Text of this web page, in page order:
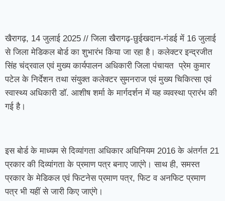
खैरागढ़, 14 जुलाई 2025 // जिला खैरागढ़-छुईखदान-गंडई में 16 जुलाई
से जिला मेडिकल बोर्ड का शुभारंभ किया जा रहा है। कलेक्टर इन्द्रजीत
सिंह चंद्रवाल एवं मुख्य कार्यपालन अधिकारी जिला पंचायत प्रेम कुमार
पटेल के निर्देशन तथा संयुक्त कलेक्टर सुमनराज एवं मुख्य चिकित्सा एवं
स्वास्थ्य अधिकारी डॉ. आशीष शर्मा के मार्गदर्शन में यह व्यवस्था प्रारंभ की
गई है।
इस बोर्ड के माध्यम से दिव्यांगता अधिकार अधिनियम 2016 के अंतर्गत 21
प्रकार की दिव्यांगता के प्रमाण पत्र बनाए जाएंगे। साथ ही, समस्त
प्रकार के मेडिकल एवं फिटनेस प्रमाण पत्र, फिट व अनफिट प्रमाण
पत्र भी यहीं से जारी किए जाएंगे।